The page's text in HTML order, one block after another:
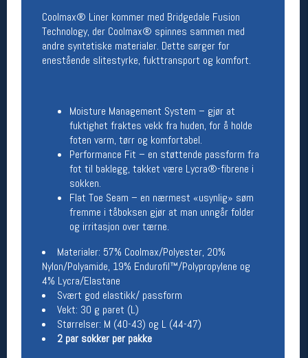
Coolmax® Liner kommer med Bridgedale Fusion
Technology, der Coolmax® spinnes sammen med
andre syntetiske materialer. Dette sørger for
enestående slitestyrke, fukttransport og komfort.
Moisture Management System – gjør at
fuktighet fraktes vekk fra huden, for å holde
foten varm, tørr og komfortabel.
Performance Fit – en støttende passform fra
fot til baklegg, takket være Lycra®-fibrene i
sokken.
Flat Toe Seam – en nærmest «usynlig» søm
fremme i tåboksen gjør at man unngår folder
og irritasjon over tærne.
Materialer: 57% Coolmax/Polyester, 20%
Nylon/Polyamide, 19% Endurofil™/Polypropylene og
4% Lycra/Elastane
Svært god elastikk/ passform
Vekt: 30 g paret (L)
Størrelser: M (40-43) og L (44-47)
2 par sokker per pakke
nettbutikken og trykke på den nederste blå
linjen
Personsvernerklæring
Informasjonskapsler
Bærekraft
Org. nr: 976754360
Ledige stillinger
Ledige stillinger
Følg oss på